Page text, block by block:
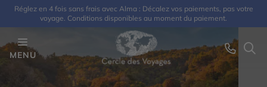
Réglez en 4 fois sans frais avec Alma : Décalez vos paiements, pas votre
voyage. Conditions disponibles au moment du paiement.
MENU